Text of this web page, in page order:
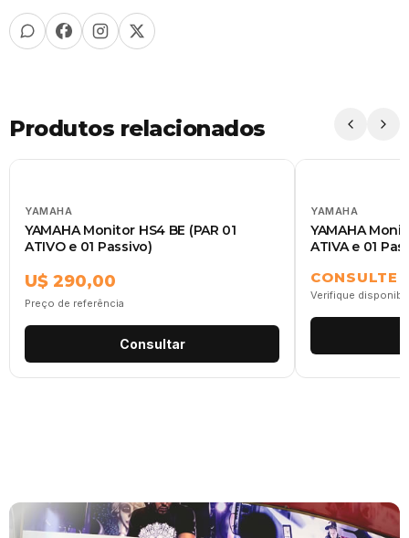
Produtos relacionados
YAMAHA
YAMAHA Monitor HS4 BE (PAR 01
ATIVO e 01 Passivo)
U$ 290,00
Preço de referência
Consultar
YAMAHA
YAMAHA
ATIVA e 01
CONSULTE
Verifique